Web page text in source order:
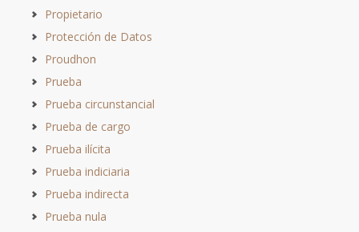
Propietario
Protección de Datos
Proudhon
Prueba
Prueba circunstancial
Prueba de cargo
Prueba ilícita
Prueba indiciaria
Prueba indirecta
Prueba nula